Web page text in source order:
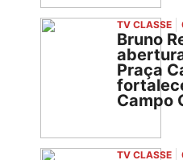
TV CLASSE
Bruno
Praça
Campo
TV CLASSE